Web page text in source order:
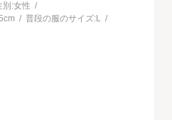
別:女性
普段の服のサイズ:L